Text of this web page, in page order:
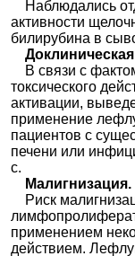
Наблюдались
активности
билирубина в
Доклиническая
В связи с
токсического
активации,
применение
пациентов с
печени или
с.
Малигнизация.
Риск
применением
действием.